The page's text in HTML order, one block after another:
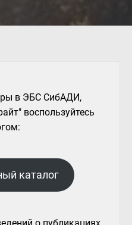
в ЭБС СибАДИ,
воспользуйтесь
каталог